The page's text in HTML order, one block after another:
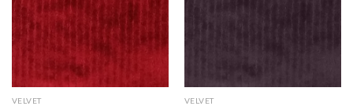
VELVET VELVET